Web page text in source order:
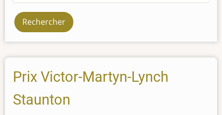
Prix Victor-Martyn-Lynch
Staunton